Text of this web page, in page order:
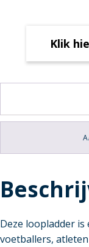
Klik
Deze loopladder
voetballers,